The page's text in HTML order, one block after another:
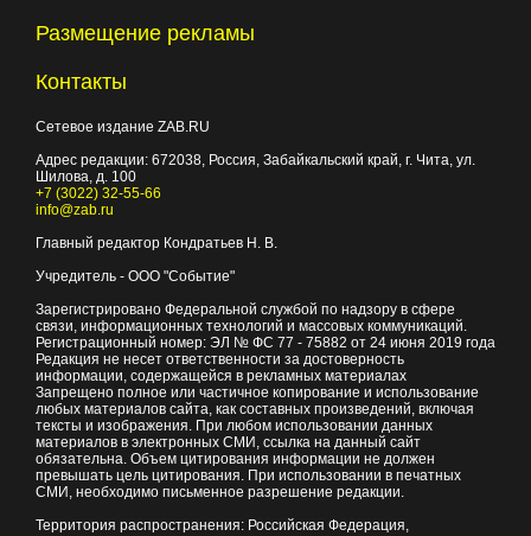
Размещение рекламы
Контакты
Сетевое издание ZAB.RU
Адрес редакции: 672038, Россия, Забайкальский край, г. Чита, ул.
Шилова, д. 100
+7 (3022) 32-55-66
info@zab.ru
Главный редактор Кондратьев Н. В.
Учредитель - ООО "Событие"
Зарегистрировано Федеральной службой по надзору в сфере
связи, информационных технологий и массовых коммуникаций.
Регистрационный номер: ЭЛ № ФС 77 - 75882 от 24 июня 2019 года
Редакция не несет ответственности за достоверность
информации, содержащейся в рекламных материалах
Запрещено полное или частичное копирование и использование
любых материалов сайта, как составных произведений, включая
тексты и изображения. При любом использовании данных
материалов в электронных СМИ, ссылка на данный сайт
обязательна. Объем цитирования информации не должен
превышать цель цитирования. При использовании в печатных
СМИ, необходимо письменное разрешение редакции.
Территория распространения: Российская Федерация,